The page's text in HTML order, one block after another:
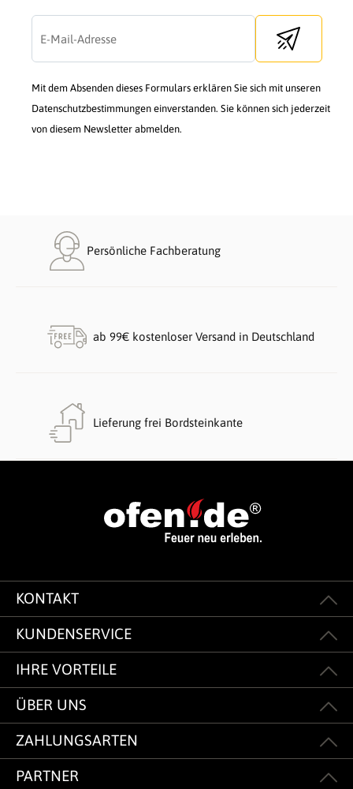
Send
Mit dem Absenden dieses Formulars erklären Sie sich mit unseren
Datenschutzbestimmungen einverstanden. Sie können sich jederzeit
von diesem Newsletter abmelden.
Persönliche Fachberatung
ab 99€ kostenloser Versand in Deutschland
Lieferung frei Bordsteinkante
KONTAKT
KUNDENSERVICE
IHRE VORTEILE
ÜBER UNS
ZAHLUNGSARTEN
PARTNER